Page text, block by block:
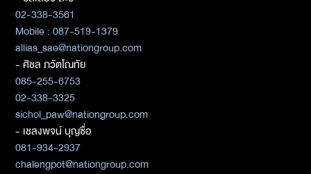
02-338-3561
Mobile : 087-519-1379
allias_sae@nationgroup.com
- ศิชล ภวัตโณทัย
085-255-6753
02-338-3325
sichol_paw@nationgroup.com
- เชลงพจน์ บุญซื่อ
081-934-2937
chalengpot@nationgroup.com